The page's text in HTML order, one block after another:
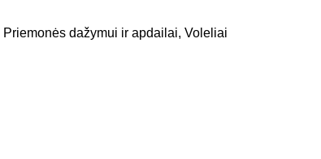
Priemonės dažymui ir apdailai, Voleliai